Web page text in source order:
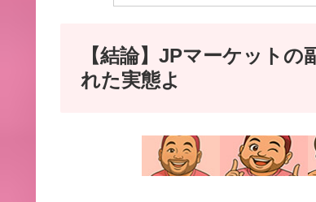
【結論】JPマーケット
れた実態よ